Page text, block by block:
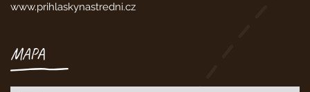
www.prihlaskynastredni.cz
MAPA